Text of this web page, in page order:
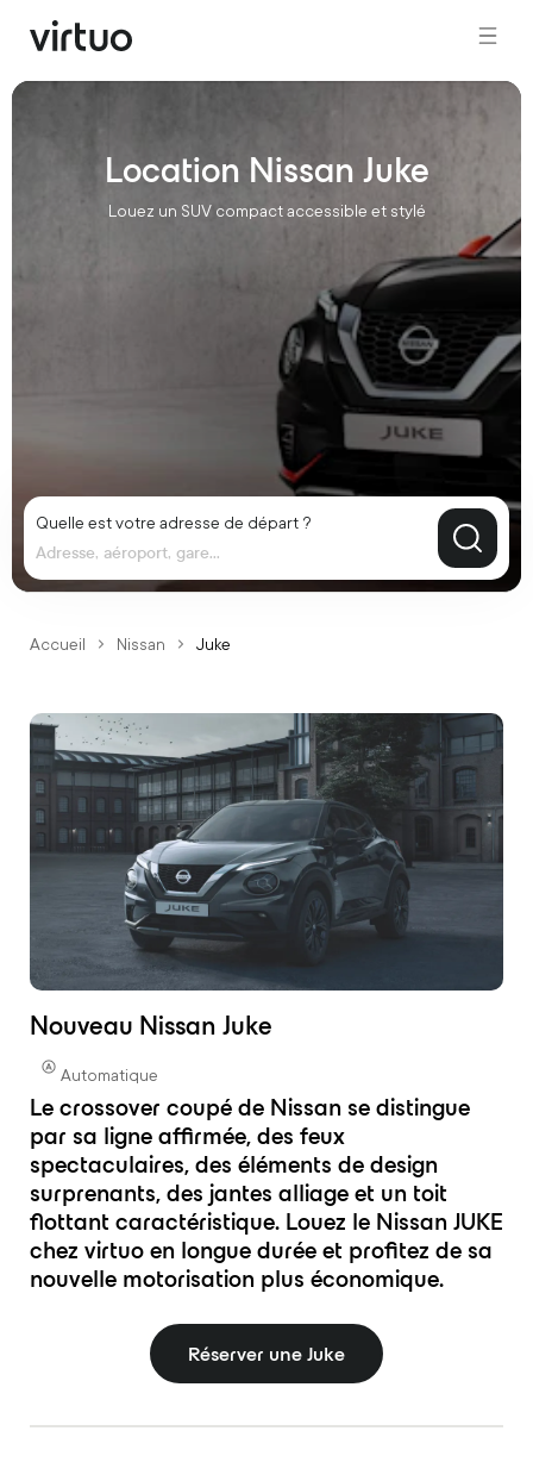
Location Nissan Juke
Louez un SUV compact accessible et stylé
Quelle est votre adresse de départ ?
Adresse, aéroport, gare...
Accueil Nissan Juke
Nouveau Nissan Juke
Automatique
Le crossover coupé de Nissan se distingue
par sa ligne affirmée, des feux
spectaculaires, des éléments de design
surprenants, des jantes alliage et un toit
flottant caractéristique. Louez le Nissan JUKE
chez virtuo en longue durée et profitez de sa
nouvelle motorisation plus économique.
Réserver une Juke